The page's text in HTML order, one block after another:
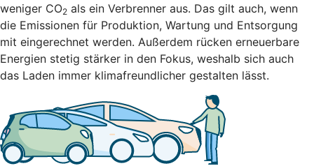
weniger CO2 als ein Verbrenner aus. Das gilt auch, wenn
die Emissionen für Produktion, Wartung und Entsorgung
mit eingerechnet werden. Außerdem rücken erneuerbare
Energien stetig stärker in den Fokus, weshalb sich auch
das Laden immer klimafreundlicher gestalten lässt.